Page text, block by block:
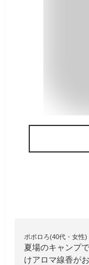
ポポロろ(40代・女性)
夏場のキャンプ
けアロマ線香が